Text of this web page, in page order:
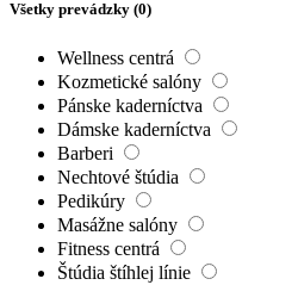
Všetky prevádzky (0)
Wellness centrá
Kozmetické salóny
Pánske kaderníctva
Dámske kaderníctva
Barberi
Nechtové štúdia
Pedikúry
Masážne salóny
Fitness centrá
Štúdia štíhlej línie